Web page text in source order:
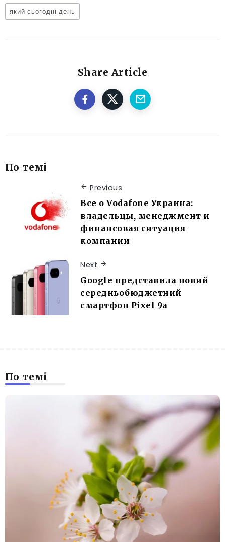
який сьогодні день
Share Article
По темі
Previous
Все о Vodafone Украина:
владельцы, менеджмент и
финансовая ситуация
компании
Next
Google представила новий
середньобюджетний
смартфон Pixel 9a
По темі